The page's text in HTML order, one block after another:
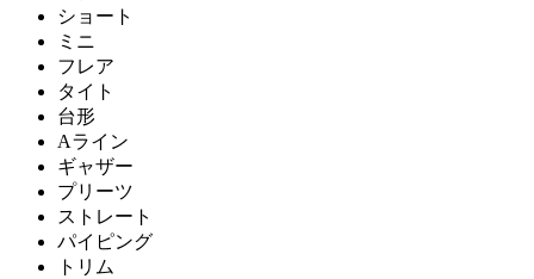
ショート
ミニ
フレア
タイト
台形
Aライン
ギャザー
プリーツ
ストレート
パイピング
トリム